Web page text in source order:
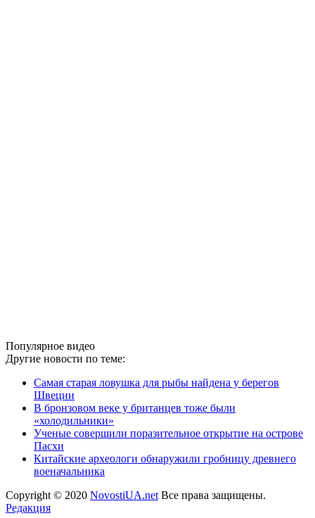
Популярное видео
Другие новости по теме:
Самая старая ловушка для рыбы найдена у берегов
Швеции
В бронзовом веке у британцев тоже были
«холодильники»
Ученые совершили поразительное открытие на острове
Пасхи
Китайские археологи обнаружили гробницу древнего
военачальника
Copyright © 2020 NovostiUA.net Все права защищены.
Редакция